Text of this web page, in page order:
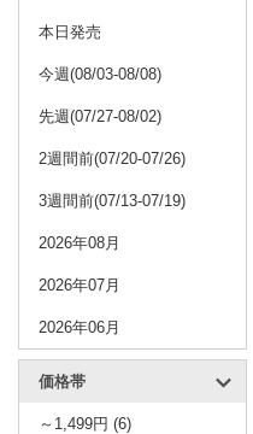
本日発売
今週(08/03-08/08)
先週(07/27-08/02)
2週間前(07/20-07/26)
3週間前(07/13-07/19)
2026年08月
2026年07月
2026年06月
価格帯
～1,499円 (6)